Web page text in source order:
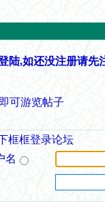
陆,如还没注册请先
可游览帖子
框框登录论坛
名